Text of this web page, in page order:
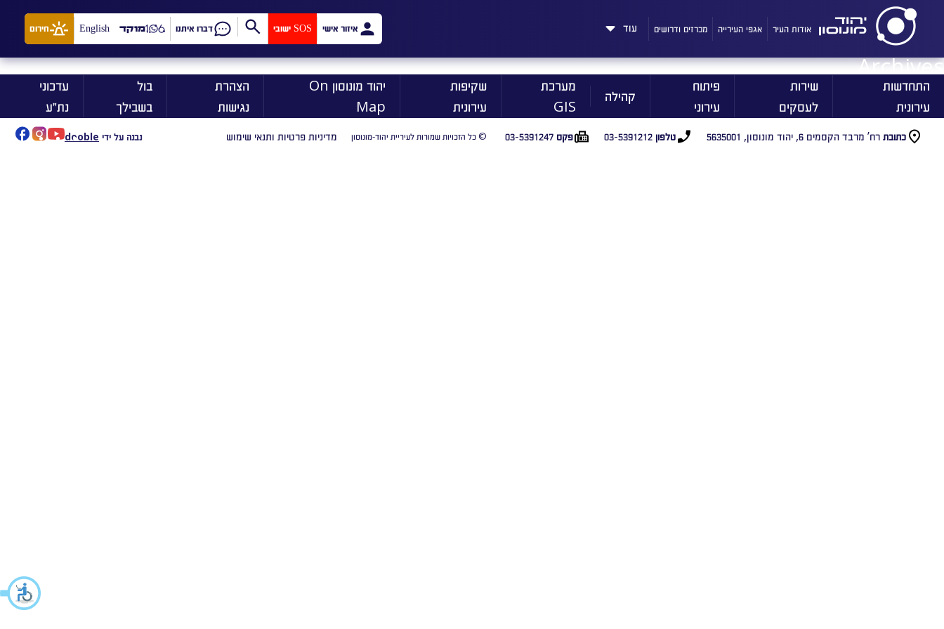
אודות העיר אגפי העירייה מכרזים ודרושים עוד איזור אישי SOS ישובי דברו איתנו מוקד English חירום
Archives
התחדשות
עירונית
שירות
לעסקים
פיתוח
עירוני
קהילה
מערכת
GIS
שקיפות
עירונית
יהוד מונוסון On
Map
הצהרת
נגישות
בול
בשבילך
עדכוני
נת״ע
כתובת רח’ מרבד הקסמים 6, יהוד מונוסון, 5635001 טלפון 03-5391212 פקס 03-5391247 © כל הזכויות שמורות לעיריית יהוד-מונוסון מדיניות פרטיות ותנאי שימוש נבנה על ידי dooble